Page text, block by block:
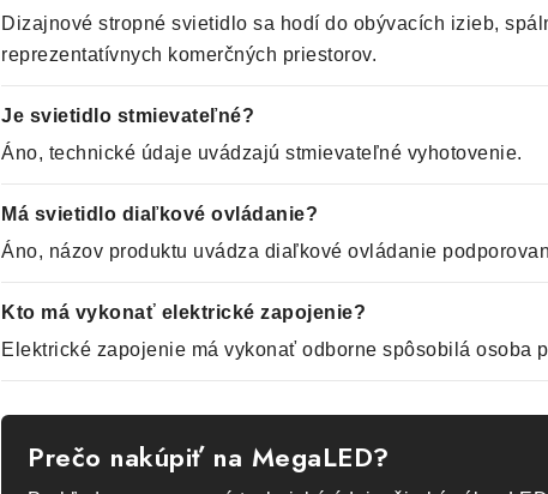
Dizajnové stropné svietidlo sa hodí do obývacích izieb,
reprezentatívnych komerčných priestorov.
Je svietidlo stmievateľné?
Áno, technické údaje uvádzajú stmievateľné vyhotovenie.
Má svietidlo diaľkové ovládanie?
Áno, názov produktu uvádza diaľkové ovládanie
Kto má vykonať elektrické zapojenie?
Elektrické zapojenie má vykonať odborne spôsobilá osoba
Prečo nakúpiť na MegaLED?